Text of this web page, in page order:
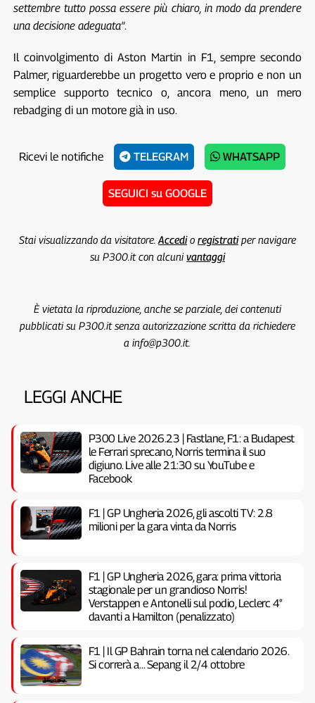
settembre tutto possa essere più chiaro, in modo da prendere
una decisione adeguata”.
Il coinvolgimento di Aston Martin in F1, sempre secondo
Palmer, riguarderebbe un progetto vero e proprio e non un
semplice supporto tecnico o, ancora meno, un mero
rebadging di un motore già in uso.
Ricevi le notifiche TELEGRAM WHATSAPP
SEGUICI su GOOGLE
Stai visualizzando da visitatore. Accedio registratiper navigare
su P300.it con alcunivantaggi
È vietata la riproduzione, anche se parziale, dei contenuti
pubblicati su P300.it senza autorizzazione scritta da richiedere
a info@p300.it.
LEGGI ANCHE
P300 Live 2026.23 | Fastlane, F1: a Budapest
le Ferrari sprecano, Norris termina il suo
digiuno. Live alle 21:30 su YouTube e
Facebook
F1 | GP Ungheria 2026, gli ascolti TV: 2.8
milioni per la gara vinta da Norris
F1 | GP Ungheria 2026, gara: prima vittoria
stagionale per un grandioso Norris!
Verstappen e Antonelli sul podio, Leclerc 4°
davanti a Hamilton (penalizzato)
F1 | Il GP Bahrain torna nel calendario 2026.
Si correrà a… Sepang il 2/4 ottobre